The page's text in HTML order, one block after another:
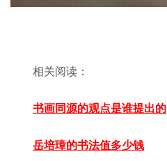
相关阅读：
书画同源的观点是谁提出的
岳培璋的书法值多少钱